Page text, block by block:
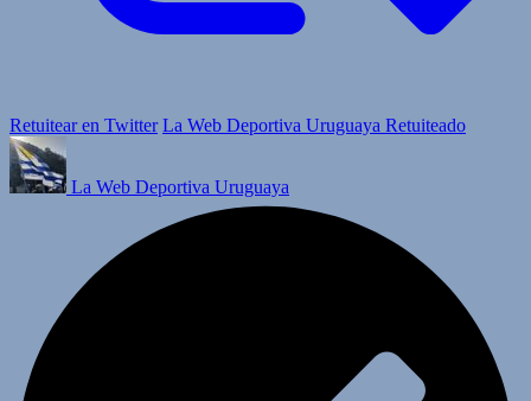
Retuitear en Twitter La Web Deportiva Uruguaya Retuiteado
La Web Deportiva Uruguaya